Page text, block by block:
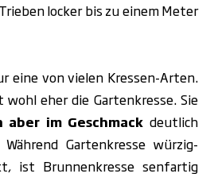
locker bis zu einem Meter
eine von vielen Kressen-Arten.
eher die Gartenkresse. Sie
aber im Geschmack deutlich
Gartenkresse würzig-
ist Brunnenkresse senfartig